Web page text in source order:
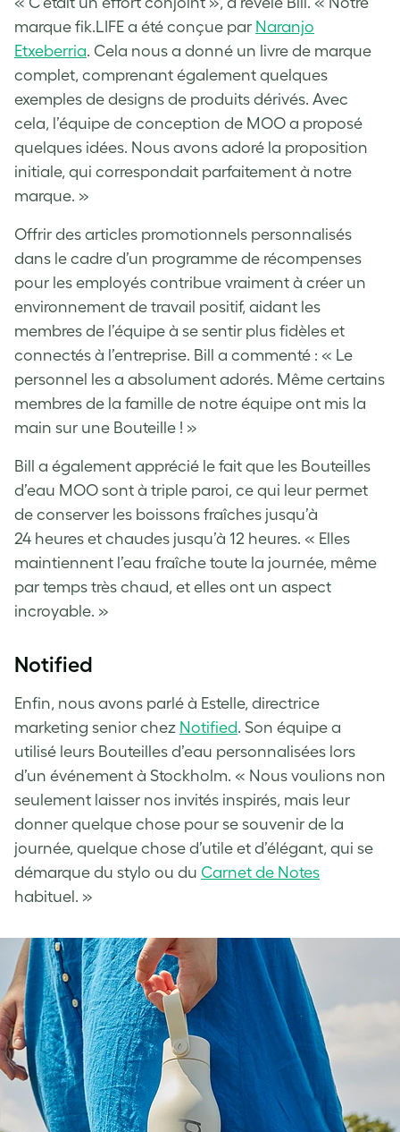
marque fik.LIFE a été conçue par Naranjo
Etxeberria. Cela nous a donné un livre de marque
complet, comprenant également quelques
exemples de designs de produits dérivés. Avec
cela, l’équipe de conception de MOO a proposé
quelques idées. Nous avons adoré la proposition
initiale, qui correspondait parfaitement à notre
marque. »
Offrir des articles promotionnels personnalisés
dans le cadre d’un programme de récompenses
pour les employés contribue vraiment à créer un
environnement de travail positif, aidant les
membres de l’équipe à se sentir plus fidèles et
connectés à l’entreprise. Bill a commenté : « Le
personnel les a absolument adorés. Même certains
membres de la famille de notre équipe ont mis la
main sur une Bouteille ! »
Bill a également apprécié le fait que les Bouteilles
d’eau MOO sont à triple paroi, ce qui leur permet
de conserver les boissons fraîches jusqu’à
24 heures et chaudes jusqu’à 12 heures. « Elles
maintiennent l’eau fraîche toute la journée, même
par temps très chaud, et elles ont un aspect
incroyable. »
Notified
Enfin, nous avons parlé à Estelle, directrice
marketing senior chez Notified. Son équipe a
utilisé leurs Bouteilles d’eau personnalisées lors
d’un événement à Stockholm. « Nous voulions non
seulement laisser nos invités inspirés, mais leur
donner quelque chose pour se souvenir de la
journée, quelque chose d’utile et d’élégant, qui se
démarque du stylo ou du Carnet de Notes
habituel. »